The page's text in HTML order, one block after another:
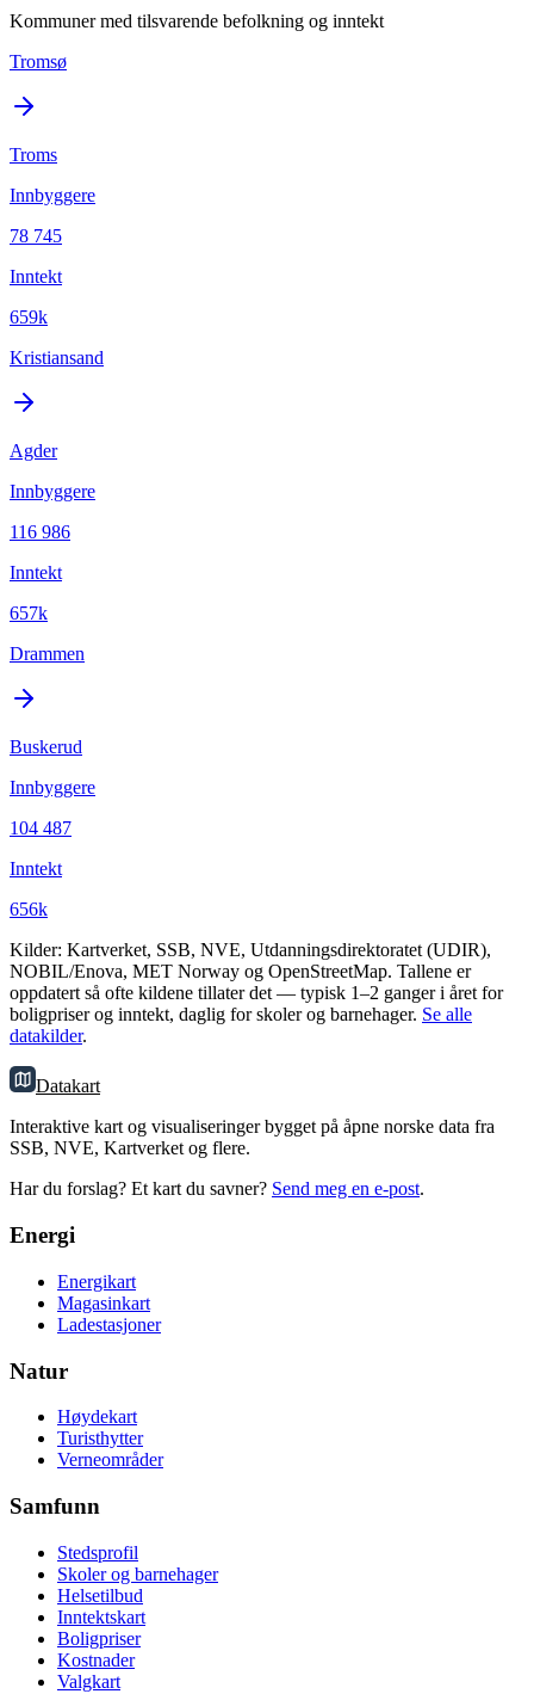
Kommuner med tilsvarende befolkning og inntekt
Tromsø
Troms
Innbyggere
78 745
Inntekt
659k
Kristiansand
Agder
Innbyggere
116 986
Inntekt
657k
Drammen
Buskerud
Innbyggere
104 487
Inntekt
656k
Kilder: Kartverket, SSB, NVE, Utdanningsdirektoratet (UDIR),
NOBIL/Enova, MET Norway og OpenStreetMap. Tallene er
oppdatert så ofte kildene tillater det — typisk 1–2 ganger i året for
boligpriser og inntekt, daglig for skoler og barnehager. Se alle
datakilder.
Datakart
Interaktive kart og visualiseringer bygget på åpne norske data fra
SSB, NVE, Kartverket og flere.
Har du forslag? Et kart du savner? Send meg en e-post.
Energi
Energikart
Magasinkart
Ladestasjoner
Natur
Høydekart
Turisthytter
Verneområder
Samfunn
Stedsprofil
Skoler og barnehager
Helsetilbud
Inntektskart
Boligpriser
Kostnader
Valgkart